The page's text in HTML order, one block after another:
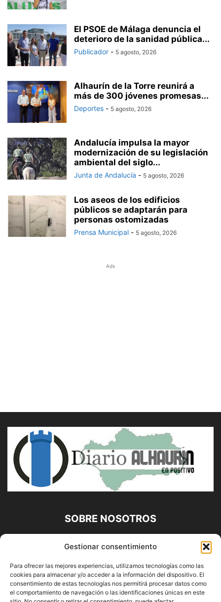
Gestionar consentimiento
Para ofrecer las mejores experiencias, utilizamos tecnologías como las
cookies para almacenar y/o acceder a la información del dispositivo. El
consentimiento de estas tecnologías nos permitirá procesar datos como
el comportamiento de navegación o las identificaciones únicas en este
El PSOE de Málaga denuncia el
deterioro de la sanidad pública...
Publicador - 5 agosto, 2026
Alhaurín de la Torre reunirá a
más de 300 jóvenes promesas...
Deportes - 5 agosto, 2026
Andalucía impulsa la mayor
modernización de su legislación
ambiental del siglo...
Junta de Andalucía - 5 agosto, 2026
Los aseos de los edificios
públicos se adaptarán para
personas ostomizadas
Prensa Municipal - 5 agosto, 2026
Ads
SOBRE NOSOTROS
Diario Alhaurín (www.alhaurindelatorre.com) Propiedad de
Francisco E. López López | 639 95 71 95 | Noticias de
Alhaurín de la Torre, Málaga y Provincia|
Contáctanos:info@alhaurindelatorre.com